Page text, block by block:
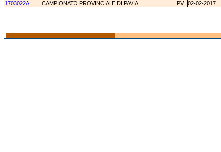
1703022A
CAMPIONATO PROVINCIALE DI PAVIA PV 02-02-2017